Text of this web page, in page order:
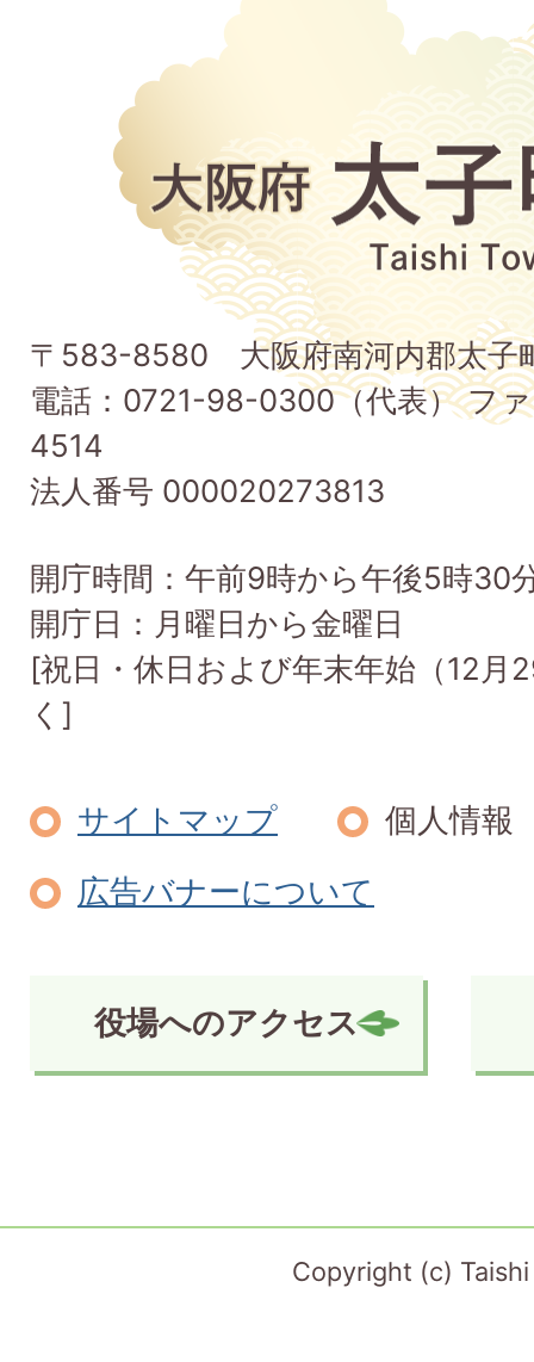
町
Taishi
Town
〒583-8580 大阪府南河内郡太子
電話：0721-98-0300（代表） フ
4514
法人番号 000020273813
開庁時間：午前9時から午後5時30
開庁日：月曜日から金曜日
[祝日・休日および年末年始（12月
く]
サイトマップ
個人情報
広告バナーについて
役場へのアクセス
Copyright (c)